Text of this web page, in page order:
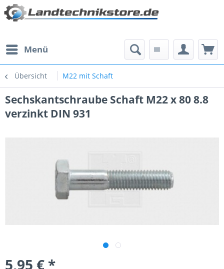
Menü
Übersicht M22 mit Schaft
Sechskantschraube Schaft M22 x 80 8.8
verzinkt DIN 931
5,95 € *